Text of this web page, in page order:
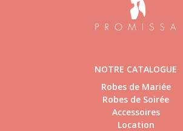
NOTRE CATALOGUE
Robes de Mariée
Robes de Soirée
Accessoires
Location